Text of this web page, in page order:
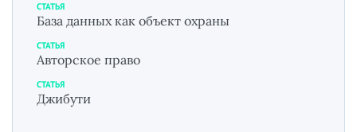
СТАТЬЯ
База данных как объект охраны
СТАТЬЯ
Авторское право
СТАТЬЯ
Джибути